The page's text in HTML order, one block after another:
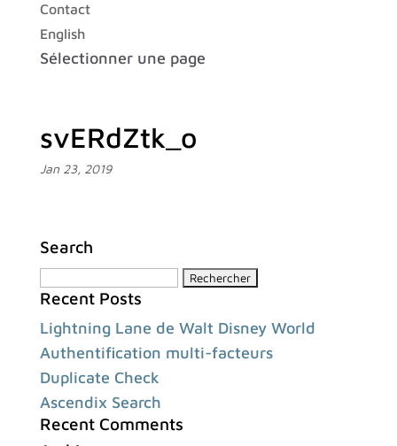
Contact
English
Sélectionner une page
svERdZtk_o
Jan 23, 2019
Search
Recent Posts
Lightning Lane de Walt Disney World
Authentification multi-facteurs
Duplicate Check
Ascendix Search
Recent Comments